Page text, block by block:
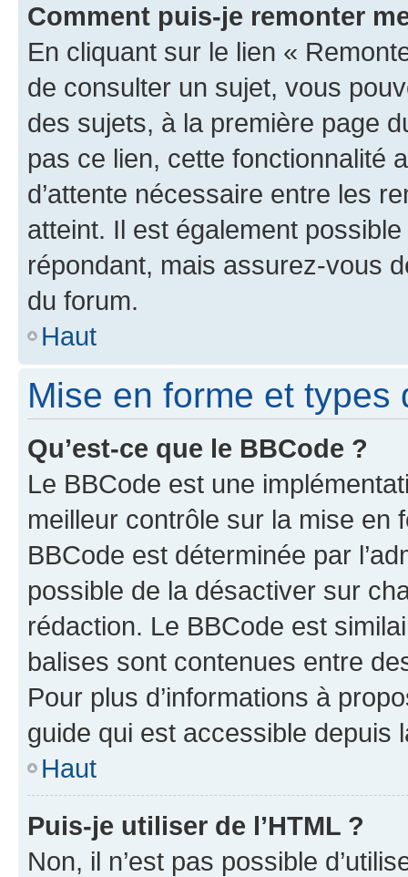
Comment puis-je remonter
En cliquant sur le lien «
de consulter un sujet, vous
des sujets, à la première page
pas ce lien, cette fonctionnalité
d’attente nécessaire entre les
atteint. Il est également
répondant, mais assurez-vous
du forum.
Haut
Mise en forme et types
Qu’est-ce que le BBCode ?
Le BBCode est une
meilleur contrôle sur la mise en
BBCode est déterminée par
possible de la désactiver sur
rédaction. Le BBCode est
balises sont contenues entre
Pour plus d’informations à
guide qui est accessible depuis
Haut
Puis-je utiliser de l’HTML ?
Non, il n’est pas possible